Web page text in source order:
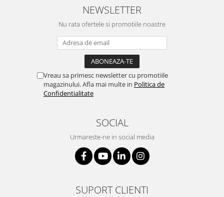
NEWSLETTER
Nu rata ofertele si promotiile noastre
Vreau sa primesc newsletter cu promotiile
magazinului. Afla mai multe in Politica de
Confidentialitate
SOCIAL
Urmareste-ne in social media
SUPORT CLIENTI